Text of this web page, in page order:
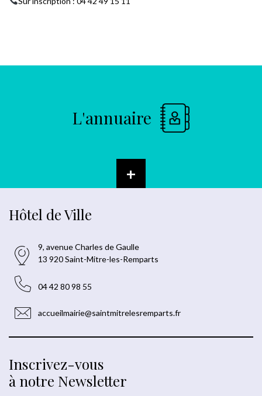
L'annuaire
+
Hôtel de Ville
9, avenue Charles de Gaulle
13 920 Saint-Mitre-les-Remparts
04 42 80 98 55
accueilmairie@saintmitrelesremparts.fr
Inscrivez-vous
à notre Newsletter